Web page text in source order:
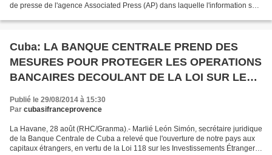
de presse de l'agence Associated Press (AP) dans laquelle l'information sur
Cuba: LA BANQUE CENTRALE PREND DES
MESURES POUR PROTEGER LES OPERATIONS
BANCAIRES DECOULANT DE LA LOI SUR LES
INVESTISSEMENTS ETRANGERS
Publié le 29/08/2014 à 15:30
Par cubasifranceprovence
La Havane, 28 août (RHC/Granma).- Marlié León Simón, secrétaire juridique
de la Banque Centrale de Cuba a relevé que l'ouverture de notre pays aux
capitaux étrangers, en vertu de la Loi 118 sur les Investissements Étrangers